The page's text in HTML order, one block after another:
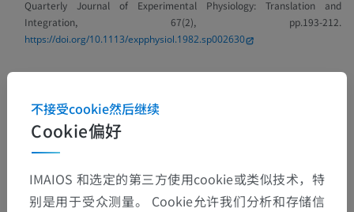
Quarterly Journal of Experimental Physiology: Translation and
Integration, 67(2), pp.193-212.
https://doi.org/10.1113/expphysiol.1982.sp002630
图片集
Cookie偏好
不接受cookie然后继续
IMAIOS 和选定的第三方使用cookie或类似技术，特
别是用于受众测量。 Cookie允许我们分析和存储信